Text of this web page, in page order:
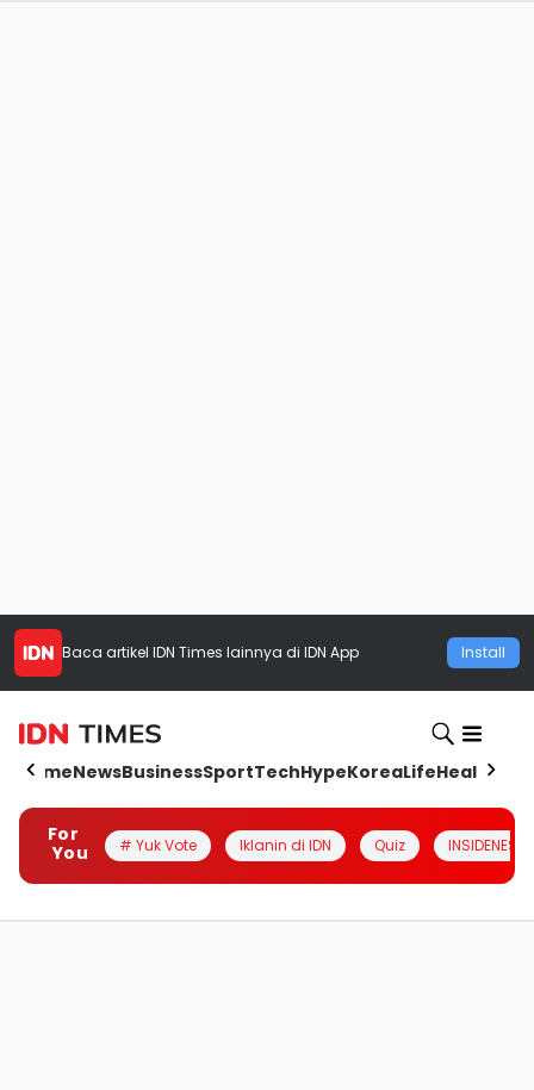
Baca artikel IDN Times lainnya di IDN App Install
HomeNewsBusinessSportTechHypeKoreaLifeHealth
For
You
# Yuk Vote Iklanin di IDN Quiz INSIDENESIA